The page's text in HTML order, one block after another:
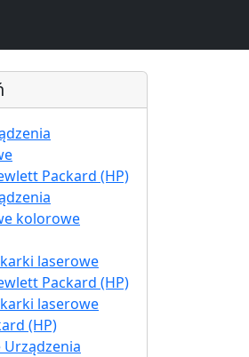
Packard (HP)
kolorowe
laserowe
Packard (HP)
laserowe
(HP)